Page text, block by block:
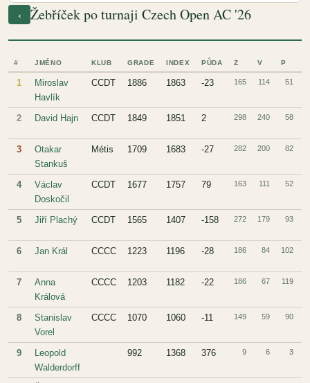
‹ Žebříček po turnaji Czech Open AC '26
# JMÉNO KLUB GRADE INDEX PŮDA Z V P
1
Miroslav
Havlík
CCDT 1886 1863 -23 165 114 51
2 David Hajn CCDT 1849 1851 2 298 240 58
3
Otakar
Stankuš
Métis 1709 1683 -27 282 200 82
4
Václav
Doskočil
CCDT 1677 1757 79 163 111 52
5 Jiří Plachý CCDT 1565 1407 -158 272 179 93
6 Jan Král CCCC 1223 1196 -28 186 84 102
7
Anna
Králová
CCCC 1203 1182 -22 186 67 119
8
Stanislav
Vorel
CCCC 1070 1060 -11 149 59 90
9
Leopold
Walderdorff
992 1368 376 9 6 3